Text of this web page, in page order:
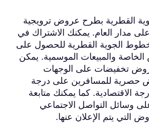
القطرية بطرح عروض ترويجية
مدار العام. يمكنك الاشتراك في
الجوية القطرية للحصول على
والمبيعات الموسمية. يمكن
تخفيضات على الوجهات
حصرية للمسافرين على درجة
الاقتصادية. كما يمكنك متابعة
وسائل التواصل الاجتماعي
التي يتم الإعلان عنها.